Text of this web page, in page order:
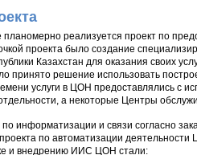
планомерно реализуется проект по
проекта было создание
Казахстан для оказания своих
принято решение использовать
услуги в ЦОН предоставлялись с
а некоторые Центры
по информатизации и связи согласно
по автоматизации
и внедрению ИИС ЦОН стали: